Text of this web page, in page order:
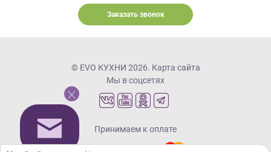
Заказать звонок
© EVO КУХНИ 2026. Карта сайта
Мы в соцсетях
Принимаем к оплате